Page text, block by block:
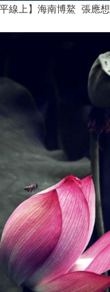
平線上】海南博鰲 張應想